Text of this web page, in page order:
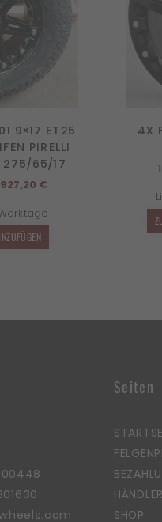
9×17 ET25
PIRELLI
275/65/17
€
€Aktueller
ist:
4X
Seiten
SHOP